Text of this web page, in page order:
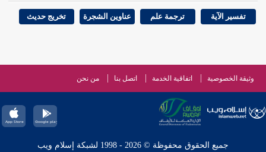
تفسير الآية ترجمة علم عناوين الشجرة تخريج حديث
وثيقة الخصوصية اتفاقية الخدمة اتصل بنا من نحن
جميع الحقوق محفوظة © 2026 - 1998 لشبكة إسلام ويب